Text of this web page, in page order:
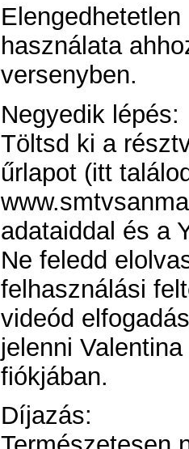
használata
versenyben.
Negyedik lépés:
Töltsd ki a
űrlapot (itt
adataiddal és a
Ne feledd
felhasználási
videód
jelenni
fiókjában.
Díjazás: